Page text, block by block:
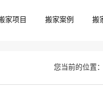
家项目 搬家案例 搬
您当前的位置：